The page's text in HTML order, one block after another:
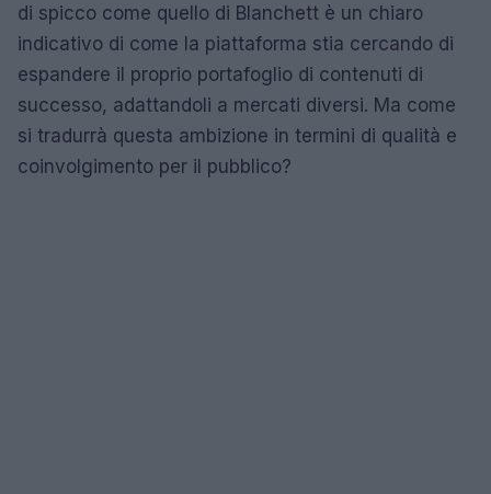
di spicco come quello di Blanchett è un chiaro
indicativo di come la piattaforma stia cercando di
espandere il proprio portafoglio di contenuti di
successo, adattandoli a mercati diversi. Ma come
si tradurrà questa ambizione in termini di qualità e
coinvolgimento per il pubblico?